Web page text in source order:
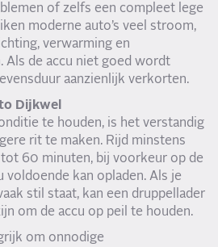
of zelfs een compleet lege
moderne auto’s veel stroom,
verwarming en
Als de accu niet goed wordt
aanzienlijk verkorten.
Dijkwel
te houden, is het verstandig
rit te maken. Rijd minstens
60 minuten, bij voorkeur op de
voldoende kan opladen. Als je
stil staat, kan een druppellader
om de accu op peil te houden.
om onnodige